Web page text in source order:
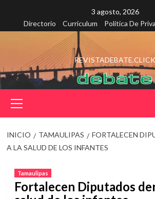
contenido
3 agosto, 2026
Directorio
Curriculum Política De
REVISTADEBATE.CLICK
principal
INICIO TAMAULIPAS
FORTALECEN
A LA SALUD DE LOS INFANTES
Tamaulipas
Fortalecen Diputados